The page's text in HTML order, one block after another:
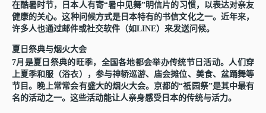
在酷暑时节，日本人有寄“暑中见舞”明信片的习惯，以表达对亲友
健康的关心。这种问 候方式是日本特有的书信文化之一。近年来，
许多人也通过邮件或社交软件（如LINE）来发送问 候。
夏日祭典与烟火大会
7月是夏日祭典的旺季，全国各地都会举办传统节 日活动。人们 穿
上夏季和服（浴衣），参与神轿巡游、 庙会摊位、美食、盆踊舞等
节 目。晚上常常会有盛大的烟火大会。京都的“祇园祭”是其中最有
名的活动之一。 这些活动能让人亲身感受日本的传统与活力。